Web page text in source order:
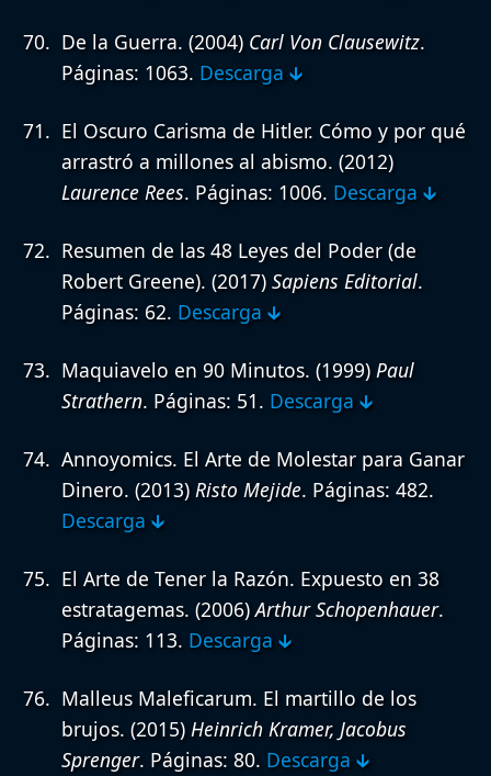
De la Guerra. (2004) Carl Von Clausewitz.
Páginas: 1063. Descarga 🡳
El Oscuro Carisma de Hitler. Cómo y por qué
arrastró a millones al abismo. (2012)
Laurence Rees. Páginas: 1006. Descarga 🡳
Resumen de las 48 Leyes del Poder (de
Robert Greene). (2017) Sapiens Editorial.
Páginas: 62. Descarga 🡳
Maquiavelo en 90 Minutos. (1999) Paul
Strathern. Páginas: 51. Descarga 🡳
Annoyomics. El Arte de Molestar para Ganar
Dinero. (2013) Risto Mejide. Páginas: 482.
Descarga 🡳
El Arte de Tener la Razón. Expuesto en 38
estratagemas. (2006)Arthur Schopenhauer.
Páginas: 113. Descarga 🡳
Malleus Maleficarum. El martillo de los
brujos. (2015) Heinrich Kramer, Jacobus
Sprenger. Páginas: 80. Descarga 🡳